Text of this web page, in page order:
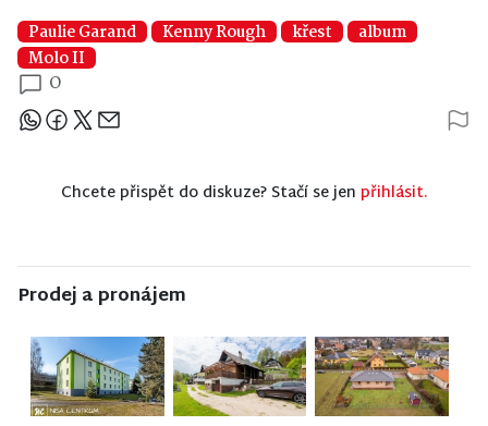
Paulie Garand Kenny Rough křest
album
Molo II
0
Sdílejte článek
Chcete přispět do diskuze? Stačí se jen přihlásit.
Prodej a pronájem